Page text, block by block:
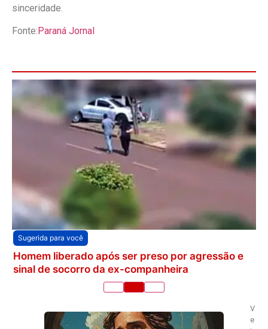
sinceridade.
Fonte: Paraná Jornal
Sugerida para você
Homem liberado após ser preso por agressão e
sinal de socorro da ex-companheira
V
e